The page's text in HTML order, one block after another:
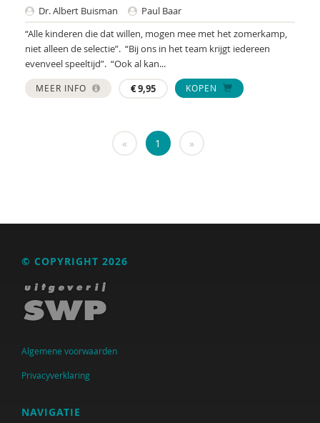
Landelijk Kenniscentrum LVB
LIDIE
Maatschappelijk Impact Team
Mariëlle Bruning
Mentale gezondheidsnetwerken
Pharos
QUT
Raad voor Volksgezondheid & Samenleving
Ramirelsyla Eloise
Regioplan
Dr. Albert Buisman
Paul Baar
“Alle kinderen die dat willen, mogen mee met het zomerkamp,
niet alleen de selectie”. “Bij ons in het team krijgt iedereen
evenveel speeltijd”. “Ook al kan...
MEER INFO €9,95 KOPEN
« 1 »
© COPYRIGHT 2026
Algemene voorwaarden
Privacyverklaring
NAVIGATIE